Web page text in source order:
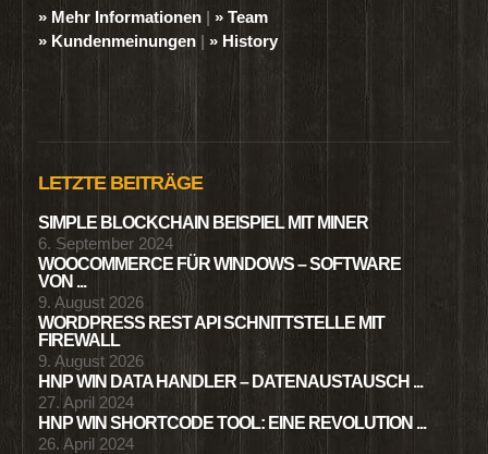
» Mehr Informationen | » Team
» Kundenmeinungen | » History
LETZTE BEITRÄGE
SIMPLE BLOCKCHAIN BEISPIEL MIT MINER
6. September 2024
WOOCOMMERCE FÜR WINDOWS – SOFTWARE
VON ...
9. August 2026
WORDPRESS REST API SCHNITTSTELLE MIT
FIREWALL
9. August 2026
HNP WIN DATA HANDLER – DATENAUSTAUSCH ...
27. April 2024
HNP WIN SHORTCODE TOOL: EINE REVOLUTION ...
26. April 2024